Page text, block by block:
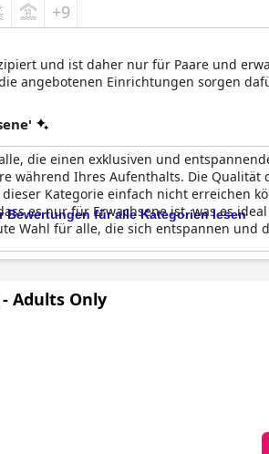
+9
und ist daher nur für Paare und
angebotenen Einrichtungen sorgen
die einen exklusiven und
während Ihres Aufenthalts. Die
Kategorie einfach nicht erreichen
es nur für Erwachsene ist, was es
Wahl für alle, die sich entspannen und
Bewertungen für alle Kategorien lesen
Adults Only